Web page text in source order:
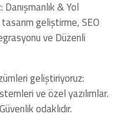
& Yol
geliştirme, SEO
ve Düzenli
geliştiriyoruz:
ve özel yazılımlar.
odaklıdır.